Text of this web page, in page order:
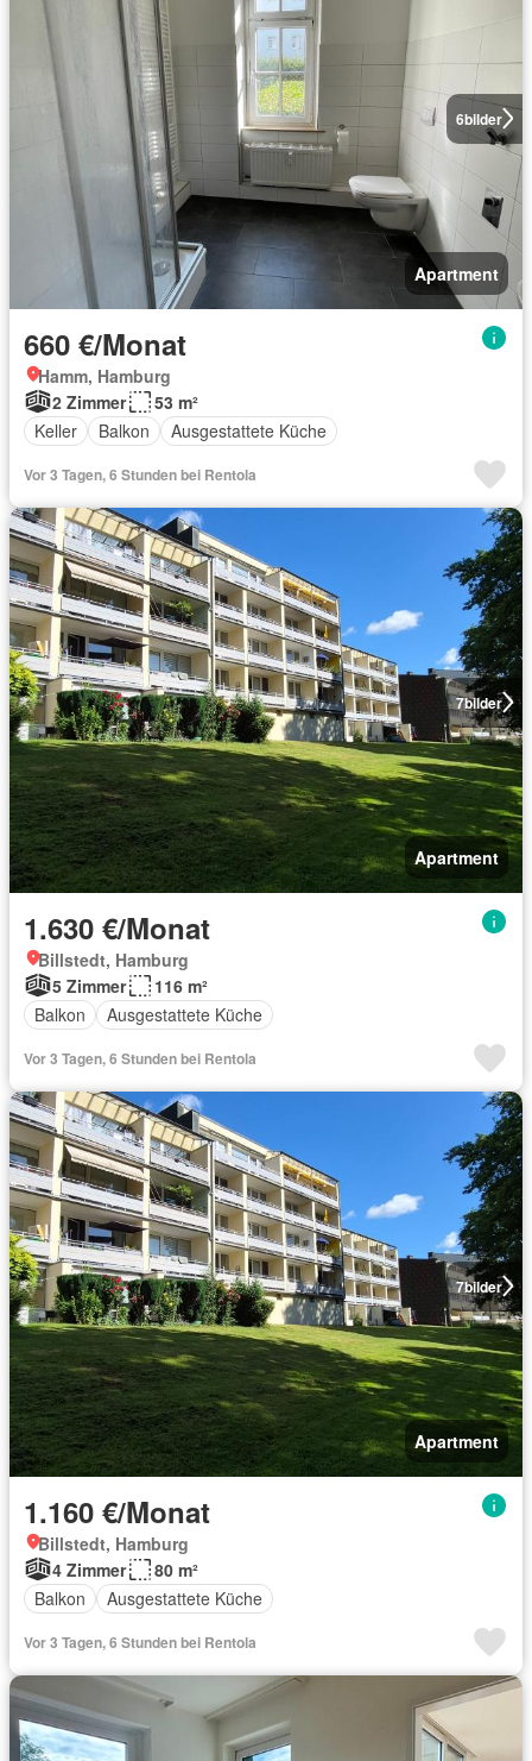
6bilder
Apartment
660 €/Monat
Hamm, Hamburg
2 Zimmer
53 m²
Keller
Balkon Ausgestattete Küche
Vor 3 Tagen, 6 Stunden bei Rentola
7bilder
Apartment
1.630 €/Monat
Billstedt, Hamburg
5 Zimmer
116 m²
Balkon
Ausgestattete Küche
Vor 3 Tagen, 6 Stunden bei Rentola
7bilder
Apartment
1.160 €/Monat
Billstedt, Hamburg
4 Zimmer
80 m²
Balkon
Ausgestattete Küche
Vor 3 Tagen, 6 Stunden bei Rentola